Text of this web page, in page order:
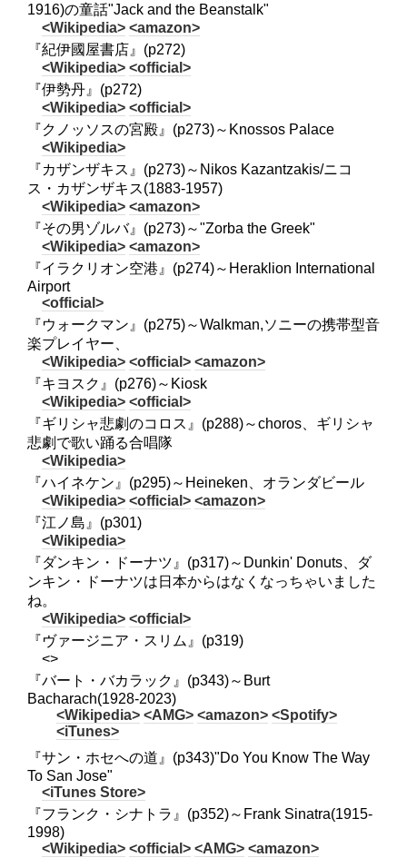
1916)の童話"Jack and the Beanstalk"
<Wikipedia> <amazon>
『紀伊國屋書店』(p272)
<Wikipedia> <official>
『伊勢丹』(p272)
<Wikipedia> <official>
『クノッソスの宮殿』(p273)～Knossos Palace
<Wikipedia>
『カザンザキス』(p273)～Nikos Kazantzakis/ニコ
ス・カザンザキス(1883-1957)
<Wikipedia> <amazon>
『その男ゾルバ』(p273)～"Zorba the Greek"
<Wikipedia> <amazon>
『イラクリオン空港』(p274)～Heraklion International
Airport
<official>
『ウォークマン』(p275)～Walkman,ソニーの携帯型音
楽プレイヤー、
<Wikipedia> <official> <amazon>
『キヨスク』(p276)～Kiosk
<Wikipedia> <official>
『ギリシャ悲劇のコロス』(p288)～choros、ギリシャ
悲劇で歌い踊る合唱隊
<Wikipedia>
『ハイネケン』(p295)～Heineken、オランダビール
<Wikipedia> <official> <amazon>
『江ノ島』(p301)
<Wikipedia>
『ダンキン・ドーナツ』(p317)～Dunkin' Donuts、ダ
ンキン・ドーナツは日本からはなくなっちゃいました
ね。
<Wikipedia> <official>
『ヴァージニア・スリム』(p319)
<>
『バート・バカラック』(p343)～Burt
Bacharach(1928-2023)
<Wikipedia> <AMG> <amazon> <Spotify>
<iTunes>
『サン・ホセへの道』(p343)"Do You Know The Way
To San Jose"
<iTunes Store>
『フランク・シナトラ』(p352)～Frank Sinatra(1915-
1998)
<Wikipedia> <official> <AMG> <amazon>